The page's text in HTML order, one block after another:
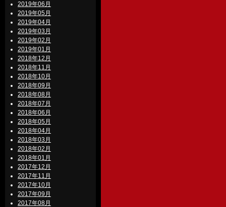
2019年06月
2019年05月
2019年04月
2019年03月
2019年02月
2019年01月
2018年12月
2018年11月
2018年10月
2018年09月
2018年08月
2018年07月
2018年06月
2018年05月
2018年04月
2018年03月
2018年02月
2018年01月
2017年12月
2017年11月
2017年10月
2017年09月
2017年08月